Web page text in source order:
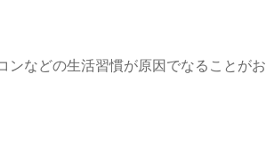
ンなどの生活習慣が原因でなることがお